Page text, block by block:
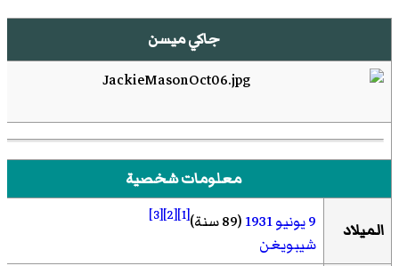
جاكي ميسن
معلومات شخصية
الميلاد 9 يونيو 1931(89 سنة) [1]
[2]
[3]
شيبويغن